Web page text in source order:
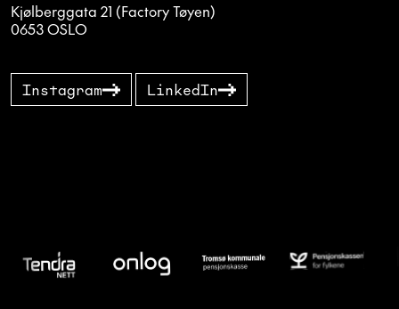
Kjølberggata 21 (Factory Tøyen)
0653 OSLO
Instagram LinkedIn